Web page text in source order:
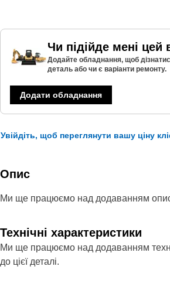
Чи підійде мені цей
Додайте обладнання, щоб
деталь або чи є варіанти ремонту.
Додати обладнання
Увійдіть, щоб переглянути вашу ціну
Опис
Ми ще працюємо над додаванням опису
Технічні характеристики
Ми ще працюємо над додаванням
до цієї деталі.